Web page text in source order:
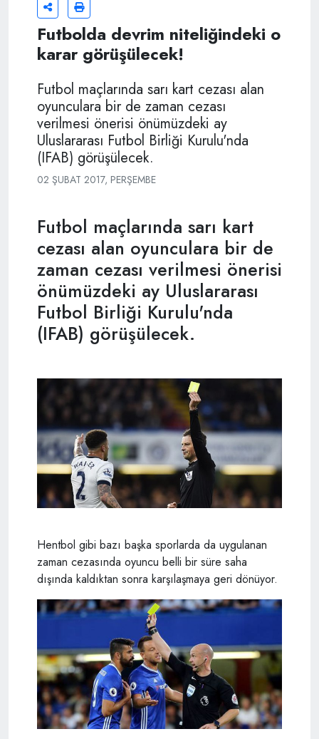
Futbolda devrim niteliğindeki o
karar görüşülecek!
Futbol maçlarında sarı kart cezası alan
oyunculara bir de zaman cezası
verilmesi önerisi önümüzdeki ay
Uluslararası Futbol Birliği Kurulu'nda
(IFAB) görüşülecek.
02 ŞUBAT 2017, PERŞEMBE
Futbol maçlarında sarı kart
cezası alan oyunculara bir de
zaman cezası verilmesi önerisi
önümüzdeki ay Uluslararası
Futbol Birliği Kurulu'nda
(IFAB) görüşülecek.
Hentbol gibi bazı başka sporlarda da uygulanan
zaman cezasında oyuncu belli bir süre saha
dışında kaldıktan sonra karşılaşmaya geri dönüyor.